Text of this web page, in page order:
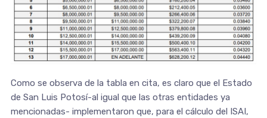
Como se observa de la tabla en cita, es claro que el Estado
de San Luis Potosí-al igual que las otras entidades ya
mencionadas- implementaron que, para el cálculo del ISAI,